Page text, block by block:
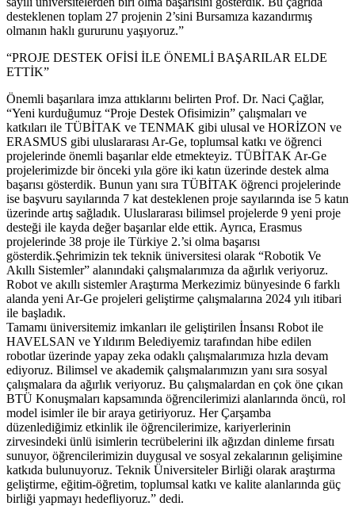
desteklenen toplam 27 projenin 2’sini Bursamıza kazandırmış
olmanın haklı gururunu yaşıyoruz.”
“PROJE DESTEK OFİSİ İLE ÖNEMLİ BAŞARILAR ELDE
ETTİK”
Önemli başarılara imza attıklarını belirten Prof. Dr. Naci Çağlar,
“Yeni kurduğumuz “Proje Destek Ofisimizin” çalışmaları ve
katkıları ile TÜBİTAK ve TENMAK gibi ulusal ve HORİZON ve
ERASMUS gibi uluslararası Ar-Ge, toplumsal katkı ve öğrenci
projelerinde önemli başarılar elde etmekteyiz. TÜBİTAK Ar-Ge
projelerimizde bir önceki yıla göre iki katın üzerinde destek alma
başarısı gösterdik. Bunun yanı sıra TÜBİTAK öğrenci projelerinde
ise başvuru sayılarında 7 kat desteklenen proje sayılarında ise 5 katın
üzerinde artış sağladık. Uluslararası bilimsel projelerde 9 yeni proje
desteği ile kayda değer başarılar elde ettik. Ayrıca, Erasmus
projelerinde 38 proje ile Türkiye 2.’si olma başarısı
gösterdik.Şehrimizin tek teknik üniversitesi olarak “Robotik Ve
Akıllı Sistemler” alanındaki çalışmalarımıza da ağırlık veriyoruz.
Robot ve akıllı sistemler Araştırma Merkezimiz bünyesinde 6 farklı
alanda yeni Ar-Ge projeleri geliştirme çalışmalarına 2024 yılı itibari
ile başladık.
Tamamı üniversitemiz imkanları ile geliştirilen İnsansı Robot ile
HAVELSAN ve Yıldırım Belediyemiz tarafından hibe edilen
robotlar üzerinde yapay zeka odaklı çalışmalarımıza hızla devam
ediyoruz. Bilimsel ve akademik çalışmalarımızın yanı sıra sosyal
çalışmalara da ağırlık veriyoruz. Bu çalışmalardan en çok öne çıkan
BTÜ Konuşmaları kapsamında öğrencilerimizi alanlarında öncü, rol
model isimler ile bir araya getiriyoruz. Her Çarşamba
düzenlediğimiz etkinlik ile öğrencilerimize, kariyerlerinin
zirvesindeki ünlü isimlerin tecrübelerini ilk ağızdan dinleme fırsatı
sunuyor, öğrencilerimizin duygusal ve sosyal zekalarının gelişimine
katkıda bulunuyoruz. Teknik Üniversiteler Birliği olarak araştırma
geliştirme, eğitim-öğretim, toplumsal katkı ve kalite alanlarında güç
birliği yapmayı hedefliyoruz.” dedi.